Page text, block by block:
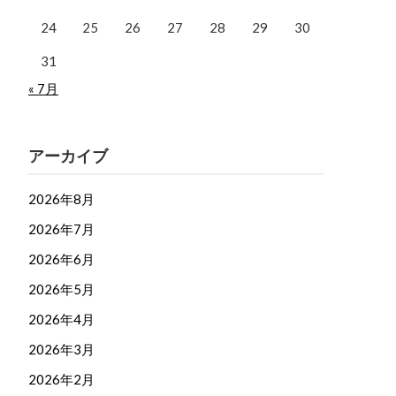
24 25 26 27 28 29 30
31
« 7月
アーカイブ
2026年8月
2026年7月
2026年6月
2026年5月
2026年4月
2026年3月
2026年2月